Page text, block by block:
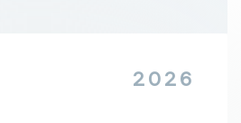
2026